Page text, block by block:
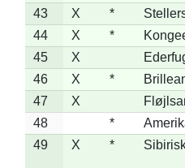
43
X *
44
X *
45
X
46
X *
47
X
48
*
49
X *